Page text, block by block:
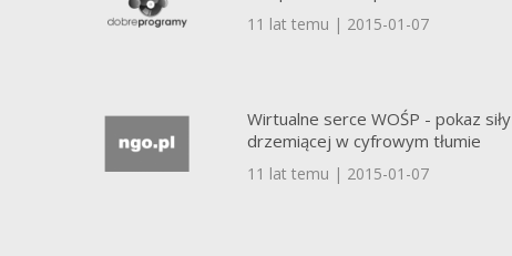
11 lat temu | 2015-01-07
Wirtualne serce WOŚP - pokaz siły
drzemiącej w cyfrowym tłumie
11 lat temu | 2015-01-07